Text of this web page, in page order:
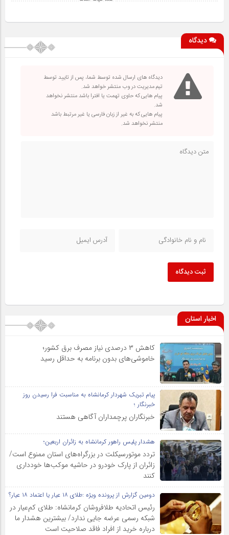
دیدگاه
دیدگاه های ارسال شده توسط شما، پس از تایید توسط
تیم مدیریت در وب منتشر خواهد شد.
پیام هایی که حاوی تهمت یا افترا باشد منتشر نخواهد
شد.
پیام هایی که به غیر از زبان فارسی یا غیر مرتبط باشد
منتشر نخواهد شد.
ثبت دیدگاه
اخبار استان
کاهش ۳ درصدی نیاز مصرف برق کشور؛
خاموشی‌های بدون برنامه به حداقل رسید
پیام تبریک شهردار کرمانشاه به مناسبت فرا رسیدن روز
خبرنگار ؛
خبرنگاران پرچمداران آگاهی هستند
هشدار پلیس راهور کرمانشاه به زائران اربعین؛
تردد موتورسیکلت در بزرگراه‌های استان ممنوع است/
زائران از پارک خودرو در حاشیه موکب‌ها خودداری
کنند
دومین گزارش از پرونده ویژه :طلای ۱۸ عیار یا اعتماد ۱۸ عیار؟
رئیس اتحادیه طلافروشان کرمانشاه: طلای کم‌عیار در
شبکه رسمی عرضه جایی ندارد/ بیشترین هشدار ما
درباره خرید از افراد فاقد صلاحیت است